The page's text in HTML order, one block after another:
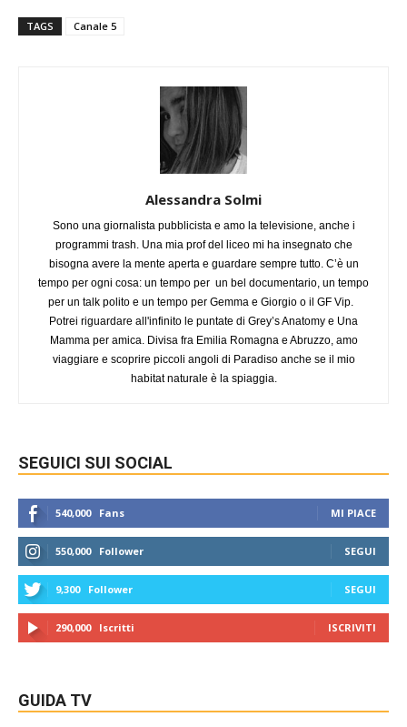
TAGS Canale 5
Alessandra Solmi
Sono una giornalista pubblicista e amo la televisione, anche i
programmi trash. Una mia prof del liceo mi ha insegnato che
bisogna avere la mente aperta e guardare sempre tutto. C’è un
tempo per ogni cosa: un tempo per un bel documentario, un tempo
per un talk polito e un tempo per Gemma e Giorgio o il GF Vip.
Potrei riguardare all'infinito le puntate di Grey’s Anatomy e Una
Mamma per amica. Divisa fra Emilia Romagna e Abruzzo, amo
viaggiare e scoprire piccoli angoli di Paradiso anche se il mio
habitat naturale è la spiaggia.
SEGUICI SUI SOCIAL
540,000 Fans MI PIACE
550,000 Follower SEGUI
9,300 Follower SEGUI
290,000 Iscritti ISCRIVITI
GUIDA TV